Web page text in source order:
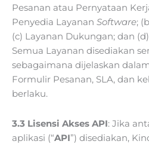
Pesanan atau Pernyataan
Penyedia Layanan Software;
(c) Layanan Dukungan; dan
Semua Layanan disediakan
sebagaimana dijelaskan
Formulir Pesanan, SLA, dan
berlaku.
3.3 Lisensi Akses API: Jika
aplikasi (“API”) disediakan,